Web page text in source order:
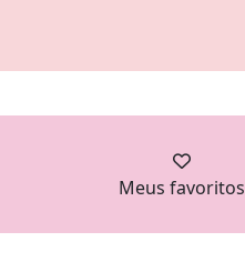
Meus favoritos